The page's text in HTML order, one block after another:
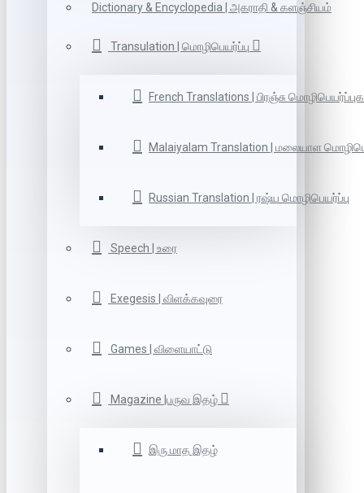
Dictionary & Encyclopedia | அகராதி & களஞ்சியம்
Transulation | மொழிபெயர்ப்பு
French Translations | பிரஞ்சு
Malaiyalam Translation | மலையாள
Russian Translation | ரஷ்ய மொழிபெயர்ப்பு
Speech | உரை
Exegesis | விளக்கவுரை
Games | விளையாட்டு
Magazine |பருவ இதழ்
இரு மாத இதழ்